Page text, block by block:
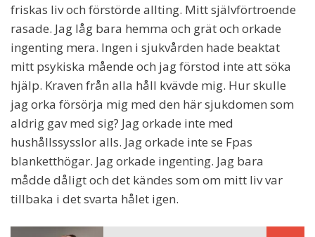
friskas liv och förstörde allting. Mitt självförtroende
rasade. Jag låg bara hemma och grät och orkade
ingenting mera. Ingen i sjukvården hade beaktat
mitt psykiska mående och jag förstod inte att söka
hjälp. Kraven från alla håll kvävde mig. Hur skulle
jag orka försörja mig med den här sjukdomen som
aldrig gav med sig? Jag orkade inte med
hushållssysslor alls. Jag orkade inte se Fpas
blanketthögar. Jag orkade ingenting. Jag bara
mådde dåligt och det kändes som om mitt liv var
tillbaka i det svarta hålet igen.